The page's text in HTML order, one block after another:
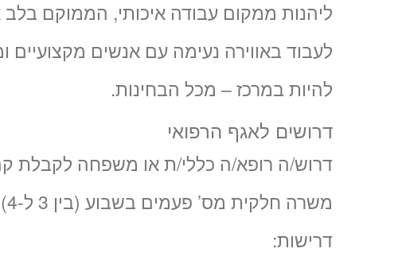
ליהנות ממקום עבודה איכותי, הממוקם בלב
לעבוד באווירה נעימה עם אנשים מקצועיים
להיות במרכז – מכל הבחינות.
דרושים לאגף הרפואי
דרוש/ה רופא/ה כללי/ת או משפחה לקבלת
משרה חלקית מס’ פעמים בשבוע (בין 3 ל-4), גמישות רבה בשעות ובמשמרות.
דרישות: